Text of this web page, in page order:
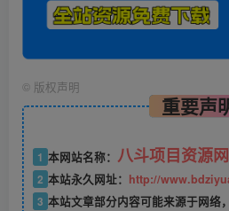
© 版权声明
重要声
1 本网站名称： 八斗项目资源网
2 本站永久网址： http://
3 本站文章部分内容可能来源于网络